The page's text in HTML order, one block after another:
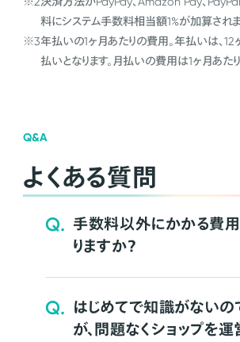
料にシステム手数料相当額1%が加算されま
※3年払いの1ヶ月あたりの費用。年払いは、12
払いとなります。月払いの費用は1ヶ月あたり
Q&A
よくある質問
Q. 手数料以外にかかる費
りますか？
Q. はじめてで知識がないの
が、問題なくショップを